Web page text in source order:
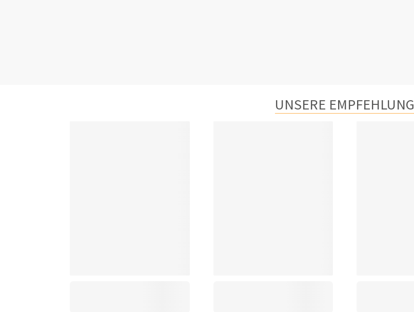
UNSERE EMPFEHLUNG